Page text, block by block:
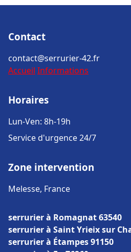
Contact
contact@serrurier-42.fr
Accueil Informations
Horaires
Lun-Ven: 8h-19h
Service d'urgence 24/7
Zone intervention
Melesse, France
serrurier à Romagnat 63540
serrurier à Saint Yrieix sur
serrurier à Étampes 91150